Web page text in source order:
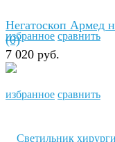
избранное сравнить
избранное сравнить
Негатоскоп Армед
(0)
7 020 руб.